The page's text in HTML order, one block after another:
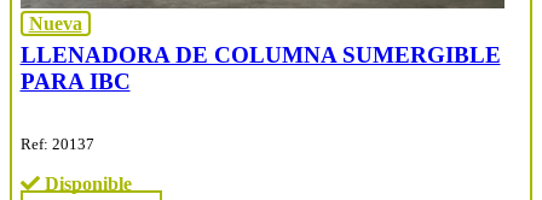
Nueva
LLENADORA DE COLUMNA SUMERGIBLE
PARA IBC
Ref: 20137
Disponible